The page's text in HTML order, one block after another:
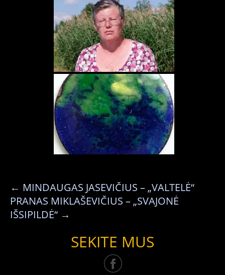
← MINDAUGAS JASEVIČIUS – „VALTELĖ“
PRANAS MIKLAŠEVIČIUS – „SVAJONĖ
IŠSIPILDĖ“ →
SEKITE MUS